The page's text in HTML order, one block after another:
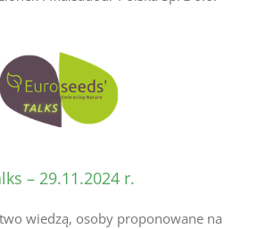
– 29.11.2024 r.
wiedzą, osoby proponowane na